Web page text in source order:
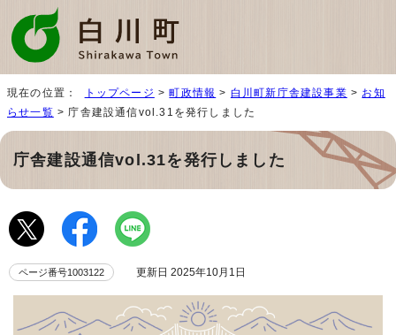
現在の位置： トップページ >町政情報 > 白川町新庁舎建設事業 > お知
らせ一覧 > 庁舎建設通信vol.31を発行しました
庁舎建設通信vol.31を発行しました
ページ番号1003122 更新日 2025年10月1日